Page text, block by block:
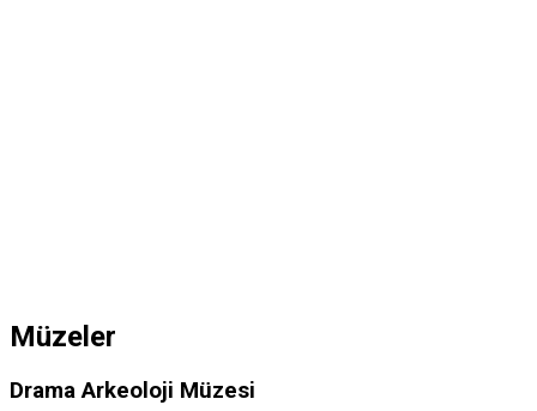
Müzeler
Drama Arkeoloji Müzesi